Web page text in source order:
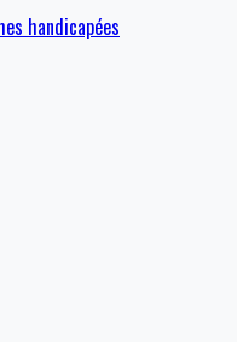
handicapées